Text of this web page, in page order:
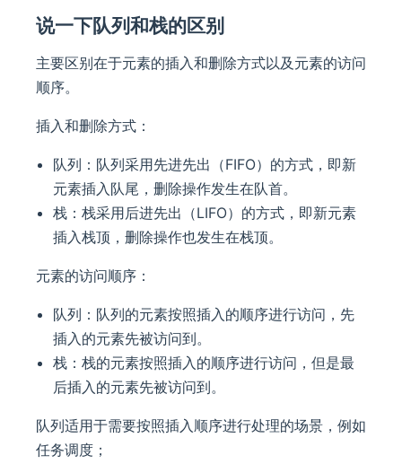
说一下队列和栈的区别
主要区别在于元素的插入和删除方式以及元素的访问
顺序。
插入和删除方式：
队列：队列采用先进先出（FIFO）的方式，即新
元素插入队尾，删除操作发生在队首。
栈：栈采用后进先出（LIFO）的方式，即新元素
插入栈顶，删除操作也发生在栈顶。
元素的访问顺序：
队列：队列的元素按照插入的顺序进行访问，先
插入的元素先被访问到。
栈：栈的元素按照插入的顺序进行访问，但是最
后插入的元素先被访问到。
队列适用于需要按照插入顺序进行处理的场景，例如
任务调度；